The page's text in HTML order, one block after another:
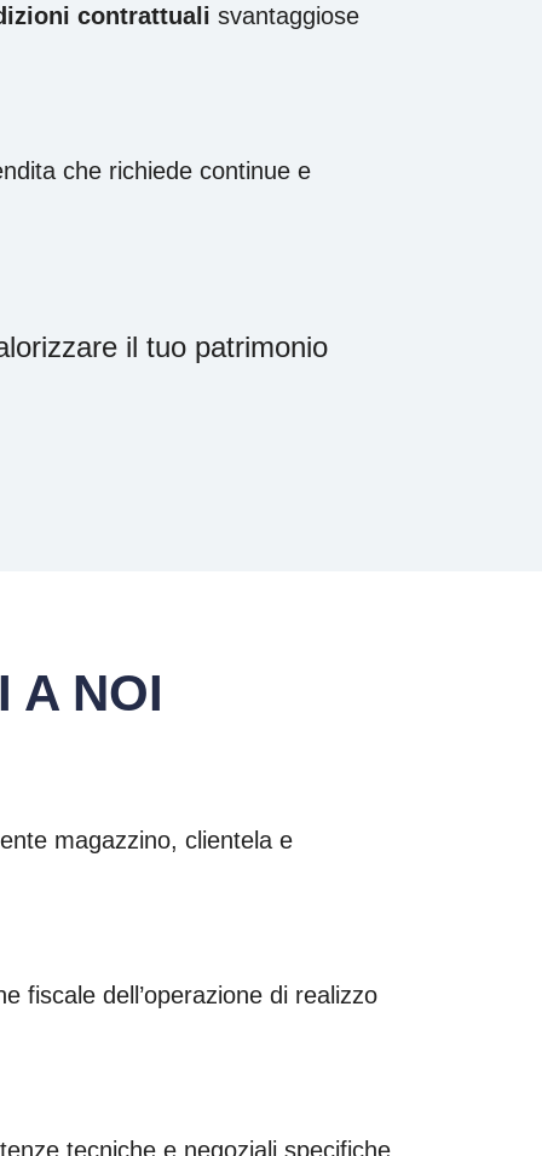
contrattuali svantaggiose
che richiede continue e
il tuo patrimonio
A NOI
magazzino, clientela e
fiscale dell’operazione di realizzo
tecniche e negoziali specifiche